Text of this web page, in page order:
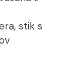
stik s